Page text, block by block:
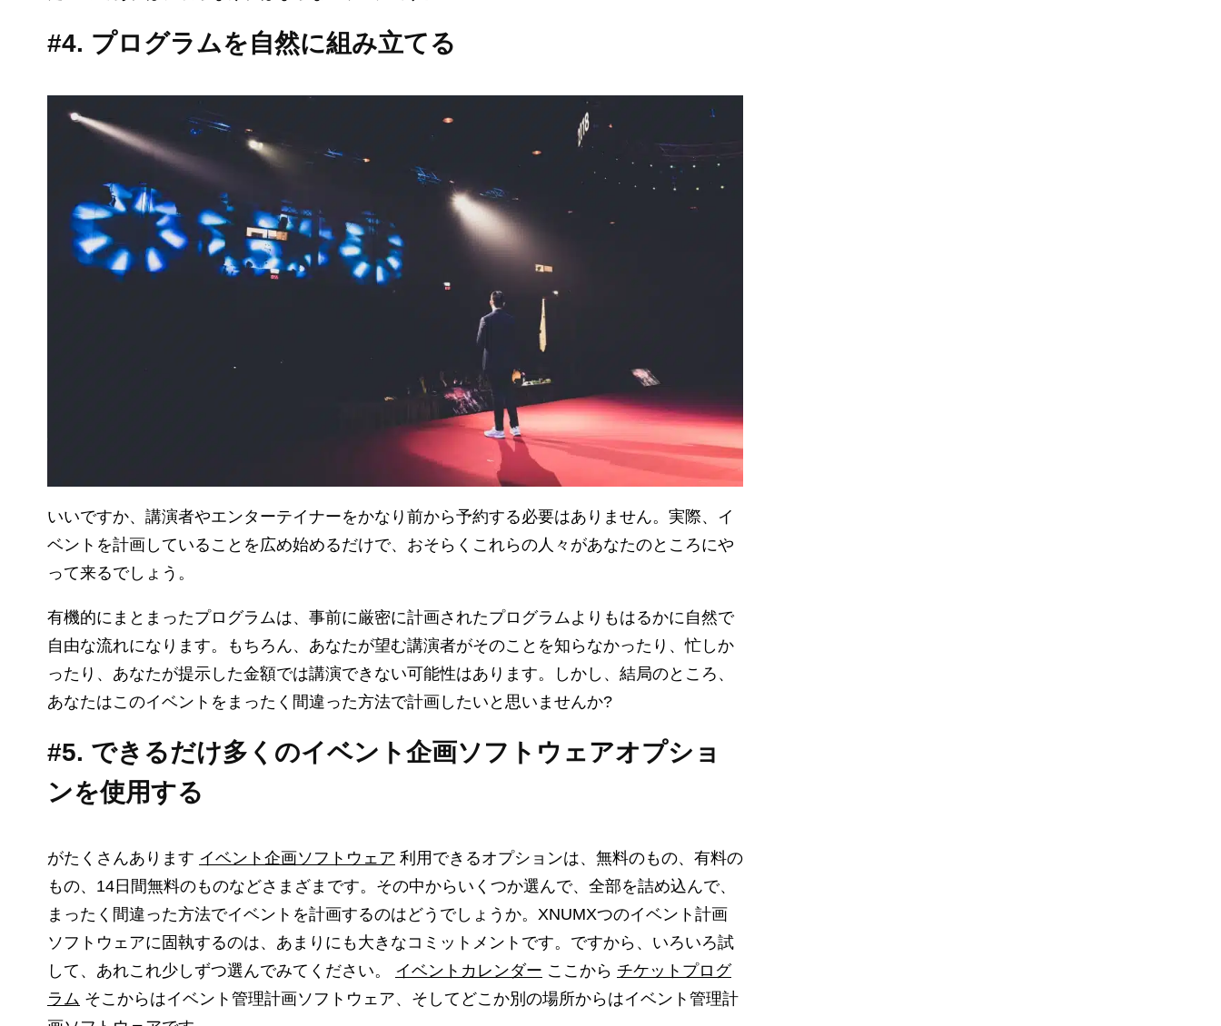
#4. プログラムを自然に組み立てる
いいですか、講演者やエンターテイナーをかなり前から予約する必要はありません。実際、イ
ベントを計画していることを広め始めるだけで、おそらくこれらの人々があなたのところにや
って来るでしょう。
有機的にまとまったプログラムは、事前に厳密に計画されたプログラムよりもはるかに自然で
自由な流れになります。もちろん、あなたが望む講演者がそのことを知らなかったり、忙しか
ったり、あなたが提示した金額では講演できない可能性はあります。しかし、結局のところ、
あなたはこのイベントをまったく間違った方法で計画したいと思いませんか?
#5. できるだけ多くのイベント企画ソフトウェアオプショ
ンを使用する
がたくさんあり​​ます イベント企画ソフトウェア 利用できるオプションは、無料のもの、有料の
もの、14日間無料のものなどさまざまです。その中からいくつか選んで、全部を詰め込んで、
まったく間違った方法でイベントを計画するのはどうでしょうか。XNUMXつのイベント計画
ソフトウェアに固執するのは、あまりにも大きなコミットメントです。ですから、いろいろ試
して、あれこれ少しずつ選んでみてください。 イベントカレンダー ここから チケットプログ
ラム そこからはイベント管理計画ソフトウェア、そしてどこか別の場所からはイベント管理計